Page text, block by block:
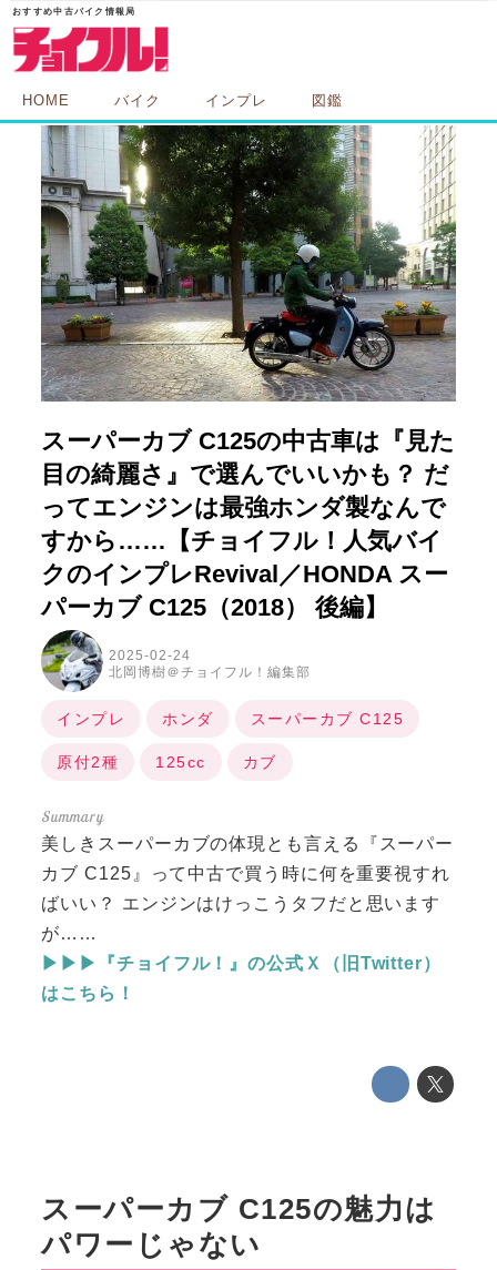
HOME バイク インプレ 図鑑
スーパーカブ C125の中古車は『見た
目の綺麗さ』で選んでいいかも？ だ
ってエンジンは最強ホンダ製なんで
すから……【チョイフル！人気バイ
クのインプレRevival／HONDA スー
パーカブ C125（2018） 後編】
2025-02-24
北岡博樹＠チョイフル！編集部
インプレ ホンダ スーパーカブ C125
原付2種 125cc カブ
美しきスーパーカブの体現とも言える『スーパー
カブ C125』って中古で買う時に何を重要視すれ
ばいい？ エンジンはけっこうタフだと思います
が……
▶▶▶『チョイフル！』の公式Ｘ（旧Twitter）
はこちら！
スーパーカブ C125の魅力は
パワーじゃない